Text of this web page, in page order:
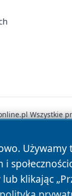
klikając
Wszystkie